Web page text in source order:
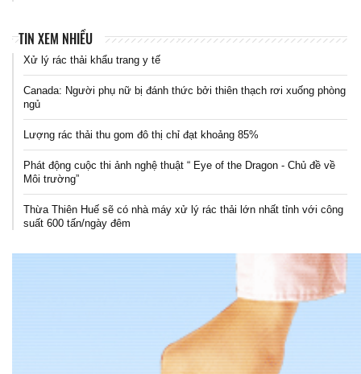
TIN XEM NHIỀU
Xử lý rác thải khẩu trang y tế
Canada: Người phụ nữ bị đánh thức bởi thiên thạch rơi xuống phòng
ngủ
Lượng rác thải thu gom đô thị chỉ đạt khoảng 85%
Phát động cuộc thi ảnh nghệ thuật “ Eye of the Dragon - Chủ đề về
Môi trường”
Thừa Thiên Huế sẽ có nhà máy xử lý rác thải lớn nhất tỉnh với công
suất 600 tấn/ngày đêm